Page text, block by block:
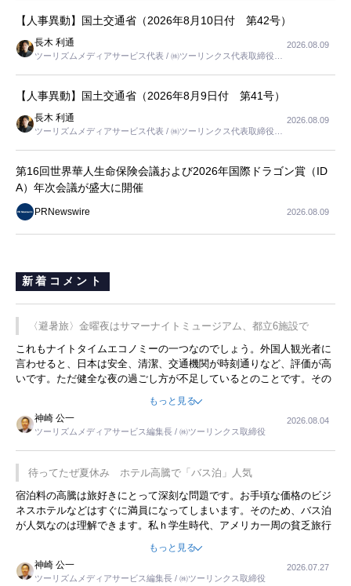
【人事異動】国土交通省（2026年8月10日付 第42号）
長木 利通
ツーリズムメディアサービス代表 / ㈱ツーリンクス代表取締役社
2026.08.09
【人事異動】国土交通省（2026年8月9日付 第41号）
長木 利通
ツーリズムメディアサービス代表 / ㈱ツーリンクス代表取締役社
2026.08.09
第16回世界華人生命保険会議および2026年国際ドラゴン賞（ID
A）年次会議が盛大に開催
PRNewswire 2026.08.09
新着コメント
〈避暑旅〉金曜夜はサマーナイトミュージアム、都立6施設で
これもナイトタイムエコノミーの一つなのでしょう。外国人観光者に
言わせると、日本は安全、清潔、交通機関が時刻通りなど、評価が高
いです。ただ健全な夜の過ごし方が不足しているとのことです。その
限らず外国人にとっても楽しみが増えるでしょうね。
もっと見る
神崎 公一
ツーリズムメディアサービス編集長 / ㈱ツーリンクス取締役
2026.08.04
待ってたぜ夏休み ホテル高騰で「バス泊」人気
宿泊料の高騰は旅好きにとって深刻な問題です。お手頃な価格のビジ
ネスホテルなどはすぐに満員になってしまいます。そのため、バス泊
が人気なのは理解できます。私ｈ学生時代、アメリカ一周の貧乏旅行
用してホテル代を浮かせていました。ただし、若いからできたことで
す。若い人が夜行バスで京都に行った、青森に行ったと聞くと、疲れ
もっと見る
神崎 公一
ツーリズムメディアサービス編集長 / ㈱ツーリンクス取締役
2026.07.27